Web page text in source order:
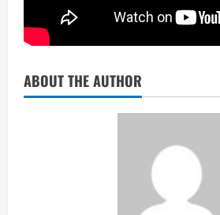
ABOUT THE AUTHOR